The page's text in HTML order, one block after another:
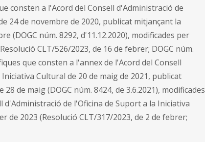
consten a l'Acord del Consell d'Administració de
24 de novembre de 2020, publicat mitjançant la
(DOGC núm. 8292, d'11.12.2020), modificades per
CLT/526/2023, de 16 de febrer; DOGC núm.
que consten a l'annex de l'Acord del Consell
Cultural de 20 de maig de 2021, publicat
de maig (DOGC núm. 8424, de 3.6.2021), modificades
de l'Oficina de Suport a la Iniciativa
de 2023 (Resolució CLT/317/2023, de 2 de febrer;